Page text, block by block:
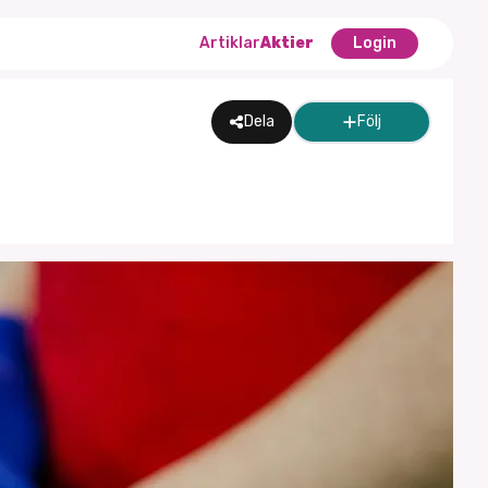
ArtiklarAktier Login
Dela Följ